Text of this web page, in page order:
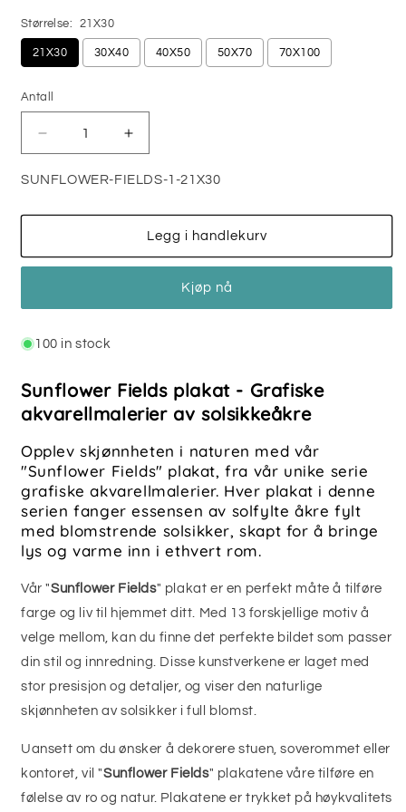
Størrelse: 21X30
21X30 30X40 40X50 50X70 70X100
Antall
Antall
antallet
for
FIELDS
-
Øk
antallet
for
FIELDS
No1
-
SUNFLOWER-FIELDS-1-21X30
Legg i handlekurv
Kjøp nå
100 in stock
Sunflower Fields plakat - Grafiske
akvarellmalerier av solsikkeåkre
Opplev skjønnheten i naturen med vår
"Sunflower Fields" plakat, fra vår unike serie
grafiske akvarellmalerier. Hver plakat i denne
serien fanger essensen av solfylte åkre fylt
med blomstrende solsikker, skapt for å bringe
lys og varme inn i ethvert rom.
Vår "Sunflower Fields" plakat er en perfekt måte å tilføre
farge og liv til hjemmet ditt. Med 13 forskjellige motiv å
velge mellom, kan du finne det perfekte bildet som passer
din stil og innredning. Disse kunstverkene er laget med
stor presisjon og detaljer, og viser den naturlige
skjønnheten av solsikker i full blomst.
Uansett om du ønsker å dekorere stuen, soverommet eller
kontoret, vil "Sunflower Fields" plakatene våre tilføre en
følelse av ro og natur. Plakatene er trykket på høykvalitets